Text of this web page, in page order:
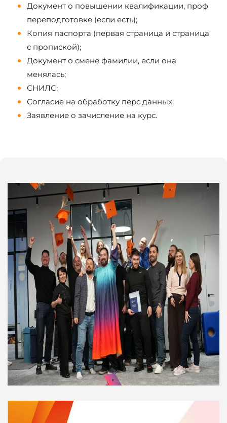
Документ о повышении квалификации, проф
переподготовке (если есть);
Копия паспорта (первая страница и страница
с пропиской);
Документ о смене фамилии, если она
менялась;
СНИЛС;
Согласие на обработку перс данных;
Заявление о зачисление на курс.